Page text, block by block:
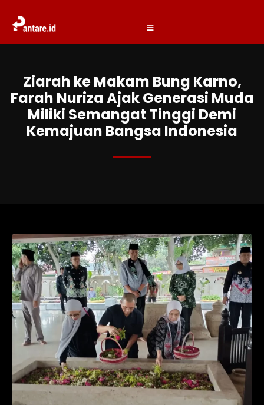
Ziarah ke Makam Bung Karno,
Farah Nuriza Ajak Generasi Muda
Miliki Semangat Tinggi Demi
Kemajuan Bangsa Indonesia